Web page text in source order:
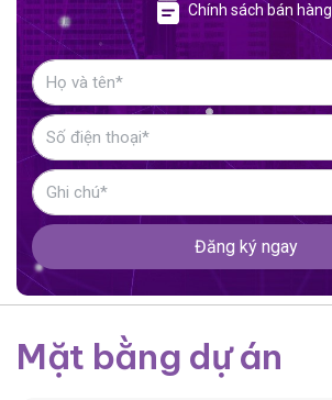
Chính sách bán hàng
Đăng ký ngay
Mặt bằng dự án